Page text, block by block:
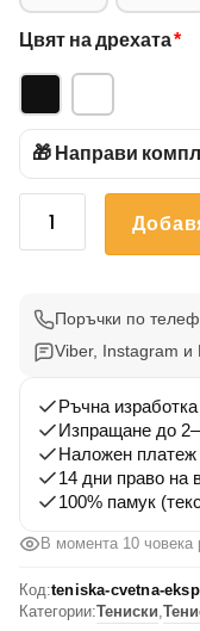
Цвят на дрехата*
🎁 Направи
количество
Цветна
Експлозия
Поръчки по
Viber, Instagram и
Ръчна
Изпращане до
Наложен платеж
14 дни право на
100% памук
В момента 10 човека
Код:teniska-cvetna-
Категории:Тениски,